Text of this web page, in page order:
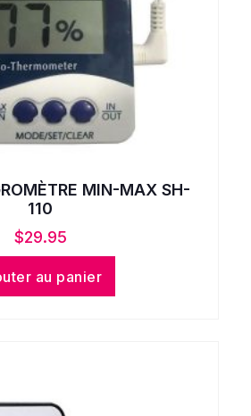
MIN-MAX SH-
110
$29.95
au panier